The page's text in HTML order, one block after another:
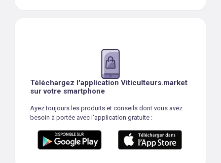
Téléchargez l'application Viticulteurs.market
sur votre smartphone
Ayez toujours les produits et conseils dont vous avez
besoin à portée avec l'application gratuite :